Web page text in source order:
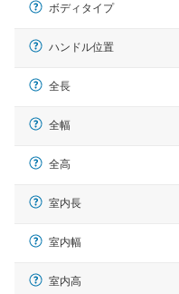
ボディタイプ
ハンドル位置
全長
全幅
全高
室内長
室内幅
室内高